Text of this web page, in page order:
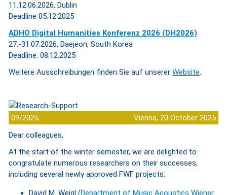
11.12.06.2026, Dublin
Deadline 05.12.2025
ADHO Digital Humanities Konferenz 2026 (DH2026)
27.-31.07.2026, Daejeon, South Korea
Deadline: 08.12.2025
Weitere Ausschreibungen finden Sie auf unserer Website.
09/2025
Vienna, 20 October 2025
Dear colleagues,
At the start of the winter semester, we are delighted to
congratulate numerous researchers on their successes,
including several newly approved FWF projects:
David M. Weigl (Department of Music Acoustics Wiener